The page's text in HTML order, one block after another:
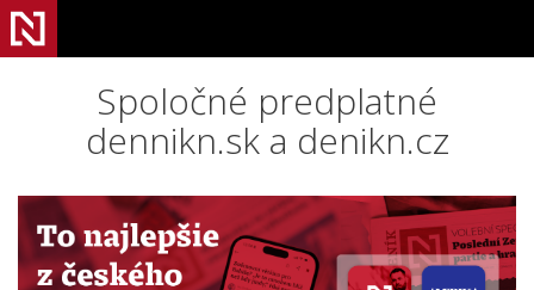
Spoločné predplatné
dennikn.sk a denikn.cz